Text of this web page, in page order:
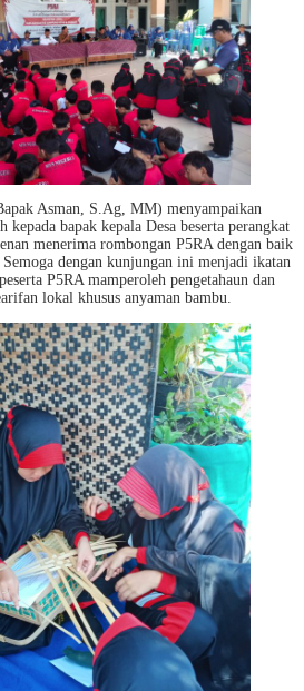
Asman, S.Ag, MM) menyampaikan
kepada bapak kepala Desa beserta perangkat
menerima rombongan P5RA dengan baik
dengan kunjungan ini menjadi ikatan
P5RA mamperoleh pengetahaun dan
lokal khusus anyaman bambu.